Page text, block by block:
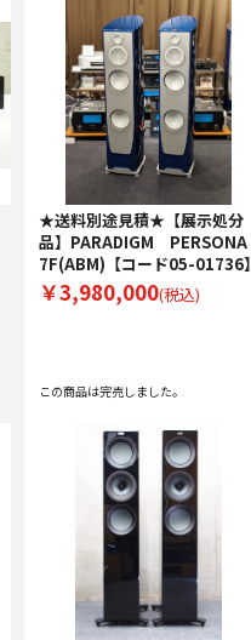
★送料別途見積★【展示処分
品】PARADIGM PERSONA
7F(ABM)【コード05-01736】
￥3,980,000(税込)
この商品は完売しました。